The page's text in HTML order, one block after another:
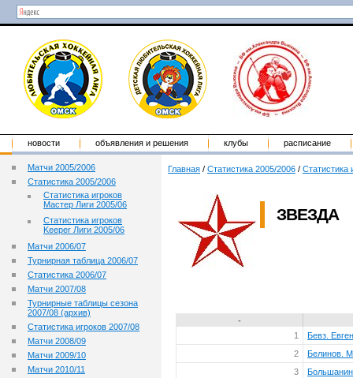
новости объявления и решения клубы расписание
Матчи 2005/2006
Статистика 2005/2006
Статистика игроков
Мастер Лиги 2005/06
Статистика игроков
Keeper Лиги 2005/06
Матчи 2006/07
Турнирная таблица 2006/07
Статистика 2006/07
Матчи 2007/08
Турнирные таблицы сезона
2007/08 (архив)
Статистика игроков 2007/08
Матчи 2008/09
Матчи 2009/10
Матчи 2010/11
Главная / Статистика 2005/2006 / Статистика
ЗВЕЗДА
-
1
Бевз.
2
Белинов.
3